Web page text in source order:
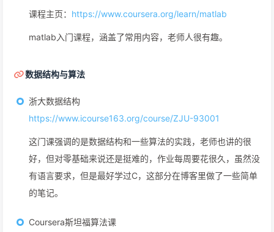
课程主页： https://www.coursera.org/learn/matlab
matlab入门课程，涵盖了常用内容，老师人很有趣。
数据结构与算法
浙大数据结构
https://www.icourse163.org/course/ZJU-93001
这门课强调的是数据结构和一些算法的实践，老师也讲的很
好，但对零基础来说还是挺难的，作业每周要花很久，虽然没
有语言要求，但是最好学过C，这部分在博客里做了一些简单
的笔记。
Coursera斯坦福算法课